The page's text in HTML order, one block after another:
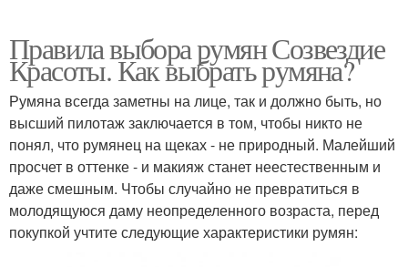
Правила выбора румян Созвездие
Красоты. Как выбрать румяна?
Румяна всегда заметны на лице, так и должно быть, но
высший пилотаж заключается в том, чтобы никто не
понял, что румянец на щеках - не природный. Малейший
просчет в оттенке - и макияж станет неестественным и
даже смешным. Чтобы случайно не превратиться в
молодящуюся даму неопределенного возраста, перед
покупкой учтите следующие характеристики румян: